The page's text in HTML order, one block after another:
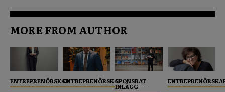
MORE FROM AUTHOR
ENTREPRENÖRSKAPENTREPRENÖRSKAPSPONSRAT
INLÄGG